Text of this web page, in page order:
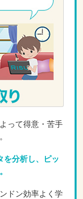
って得意・苦手
を分析し、ピッ
ドン効率よく学